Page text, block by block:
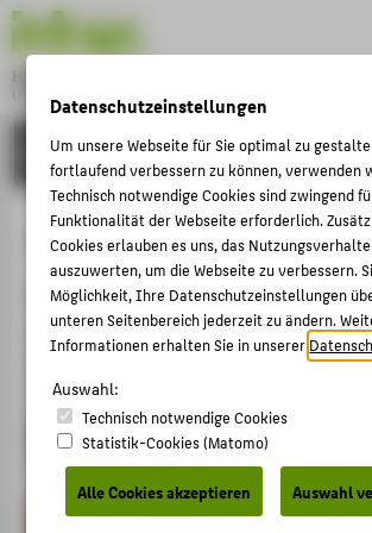
Hochschule für Technik und Wirtschaft Berlin
University of Applied Sciences
Menu
KARRIERE
Jobs an der HTW Berlin
Professuren
THEMEN
HOCHSCHULE
CAMPUS
STUDIUM
LEHRE
FORSCHUNG
INTERNATIONAL
INFORMATIONEN FÜR
Datenschutzeinstellungen
Um unsere Webseite für Sie optimal zu
fortlaufend verbessern zu können, verwenden
Technisch notwendige Cookies sind zwingend
Funktionalität der Webseite erforderlich.
Cookies erlauben es uns, das
auszuwerten, um die Webseite zu verbessern.
Möglichkeit, Ihre Datenschutzeinstellungen
unteren Seitenbereich jederzeit zu ändern.
Informationen erhalten Sie in unserer
Auswahl:
Technisch notwendige Cookies
Statistik-Cookies (Matomo)
Alle Cookies akzeptieren Auswahl